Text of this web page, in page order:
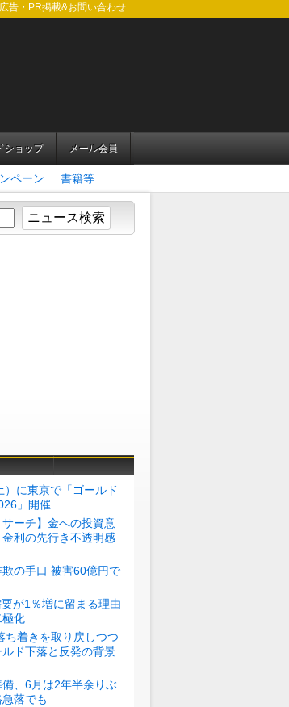
広告・PR掲載&お問い合わせ
ショップ メール会員
ペーン 書籍等
に東京で「ゴールド
」開催
サーチ】金への投資意
利の先行き不透明感
の手口 被害60億円で
が1％増に留まる理由
極化
ち着きを取り戻しつつ
ド下落と反発の背景
、6月は2年半余りぶ
落でも